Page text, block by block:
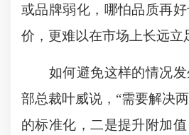
或品牌弱化，哪怕品质再
价，更难以在市场上长远立
如何避免这样的情况
部总裁叶威说，“需要解决
的标准化，二是提升附加